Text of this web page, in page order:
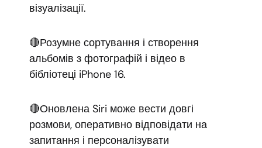
візуалізації.
🔴Розумне сортування і створення
альбомів з фотографій і відео в
бібліотеці iPhone 16.
🔴Оновлена Siri може вести довгі
розмови, оперативно відповідати на
запитання і персоналізувати